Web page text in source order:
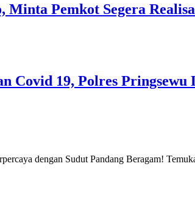
Pemkot Segera
Covid 19, Polres
dengan Sudut Pandang Beragam!